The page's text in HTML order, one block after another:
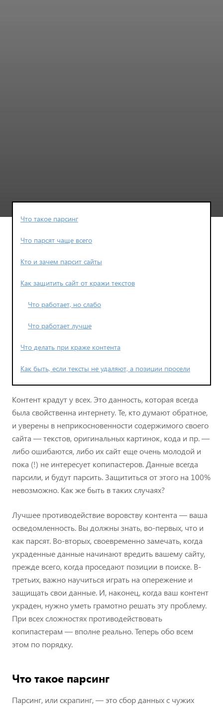
Что такое парсинг
Что парсят чаще всего
Кто и зачем парсит сайты
Как защитить сайт от кражи текстов
Что работает, но слабо
Что работает лучше
Что делать при краже контента
Как быть, если тексты не удаляют, а позиции просели
Контент крадут у всех. Это данность, которая всегда
была свойственна интернету. Те, кто думают обратное,
и уверены в неприкосновенности содержимого своего
сайта — текстов, оригинальных картинок, кода и пр. —
либо ошибаются, либо их сайт еще очень молодой и
пока (!) не интересует копипастеров. Данные всегда
парсили, и будут парсить. Защититься от этого на 100%
невозможно. Как же быть в таких случаях?
Лучшее противодействие воровству контента — ваша
осведомленность. Вы должны знать, во-первых, что и
как парсят. Во-вторых, своевременно замечать, когда
украденные данные начинают вредить вашему сайту,
прежде всего, когда проседают позиции в поиске. В-
третьих, важно научиться играть на опережение и
защищать свои данные. И, наконец, когда ваш контент
украден, нужно уметь грамотно решать эту проблему.
При всех сложностях противодействовать
копипастерам — вполне реально. Теперь обо всем
этом по порядку.
Что такое парсинг
Парсинг, или скрапинг, — это сбор данных с чужих